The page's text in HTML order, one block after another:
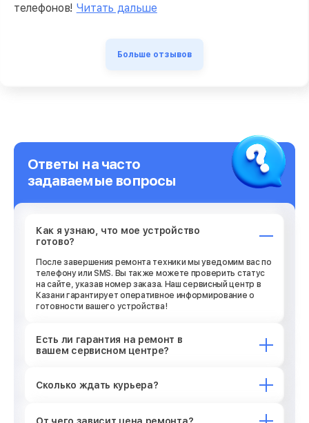
телефонов! Читать дальше
Больше отзывов
Ответы на часто
задаваемые вопросы
Как я узнаю, что мое устройство
готово?
После завершения ремонта техники мы уведомим вас по
телефону или SMS. Вы также можете проверить статус
на сайте, указав номер заказа. Наш сервисный центр в
Казани гарантирует оперативное информирование о
готовности вашего устройства!
Есть ли гарантия на ремонт в
вашем сервисном центре?
Сколько ждать курьера?